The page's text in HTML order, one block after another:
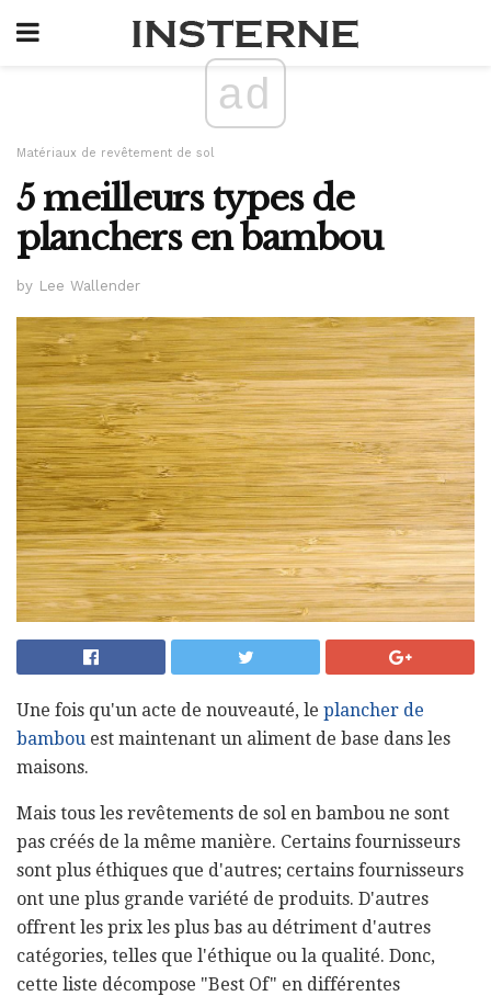
ad
Matériaux de revêtement de sol
5 meilleurs types de
planchers en bambou
by Lee Wallender
Une fois qu'un acte de nouveauté, le plancher de
bambou est maintenant un aliment de base dans les
maisons.
Mais tous les revêtements de sol en bambou ne sont
pas créés de la même manière. Certains fournisseurs
sont plus éthiques que d'autres; certains fournisseurs
ont une plus grande variété de produits. D'autres
offrent les prix les plus bas au détriment d'autres
catégories, telles que l'éthique ou la qualité. Donc,
cette liste décompose "Best Of" en différentes